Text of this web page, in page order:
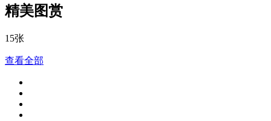
精美图赏
15张
查看全部